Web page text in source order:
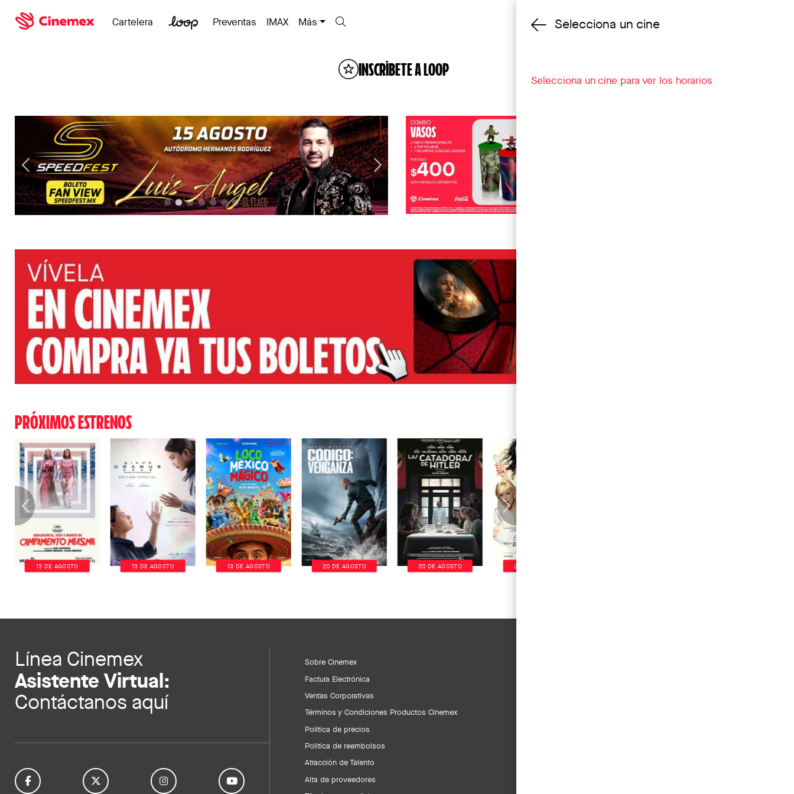
Cambiar cine
Cartelera Preventas IMAX Más
INSCRÍBETE A LOOP
PRÓXIMOS ESTRENOS
13 DE AGOSTO 13 DE AGOSTO 13 DE AGOSTO 20 DE AGOSTO 20 DE AGOSTO 20 DE AGOSTO
Línea Cinemex
Asistente Virtual:
Contáctanos aquí
Sobre Cinemex
Factura Electrónica
Ventas Corporativas
Términos y Condiciones Productos Cinemex
Política de precios
Política de reembolsos
Atracción de Talento
Alta de proveedores
Selecciona un cine
Selecciona un cine para ver los horarios